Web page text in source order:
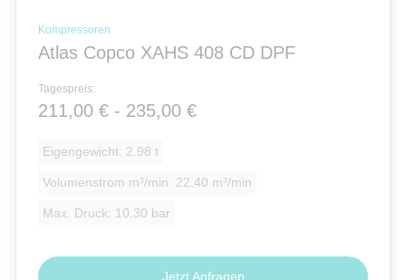
Kompressoren
Atlas Copco XAHS 408 CD DPF
Tagespreis:
211,00 € - 235,00 €
Eigengewicht: 2.98 t
Volumenstrom m³/min: 22.40 m³/min
Max. Druck: 10.30 bar
Jetzt Anfragen